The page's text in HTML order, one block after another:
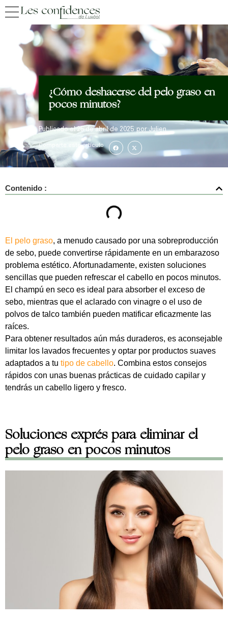
¿Cómo deshacerse del pelo graso en
pocos minutos?
Publicado el 25 de abril de 2025 porJulien
Comparte este artículo
Contenido :
El pelo graso, a menudo causado por una sobreproducción
de sebo, puede convertirse rápidamente en un embarazoso
problema estético. Afortunadamente, existen soluciones
sencillas que pueden refrescar el cabello en pocos minutos.
El champú en seco es ideal para absorber el exceso de
sebo, mientras que el aclarado con vinagre o el uso de
polvos de talco también pueden matificar eficazmente las
raíces.
Para obtener resultados aún más duraderos, es aconsejable
limitar los lavados frecuentes y optar por productos suaves
adaptados a tu tipo de cabello. Combina estos consejos
rápidos con unas buenas prácticas de cuidado capilar y
tendrás un cabello ligero y fresco.
Soluciones exprés para eliminar el
pelo graso en pocos minutos